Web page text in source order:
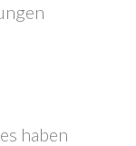
haben